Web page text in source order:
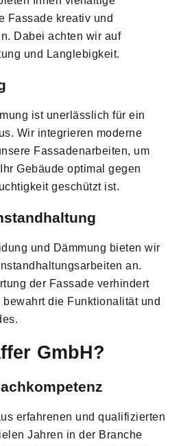
Fassade kreativ und
Dabei achten wir auf
und Langlebigkeit.
ist unerlässlich für ein
Wir integrieren moderne
Fassadenarbeiten, um
Gebäude optimal gegen
geschützt ist.
und Dämmung bieten wir
an.
der Fassade verhindert
die Funktionalität und
GmbH?
erfahrenen und qualifizierten
Jahren in der Branche